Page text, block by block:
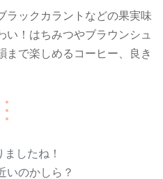
ラックカラントなどの果実味
い！はちみつやブラウンシュ
まで楽しめるコーヒー、良き
したね！
いのかしら？